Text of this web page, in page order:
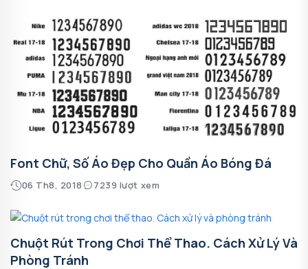
Font Chữ, Số Áo Đẹp Cho Quần Áo Bóng Đá
06 Th8, 2018 7239 lượt xem
Chuột Rút Trong Chơi Thể Thao. Cách Xử Lý Và
Phòng Tránh